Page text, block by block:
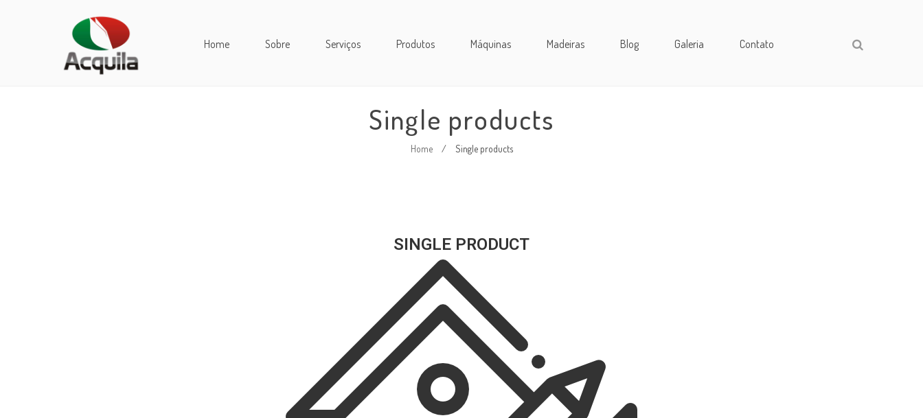
Home Sobre Serviços Produtos Máquinas Madeiras Blog Galeria Contato
Single products
Home / Single products
SINGLE PRODUCT